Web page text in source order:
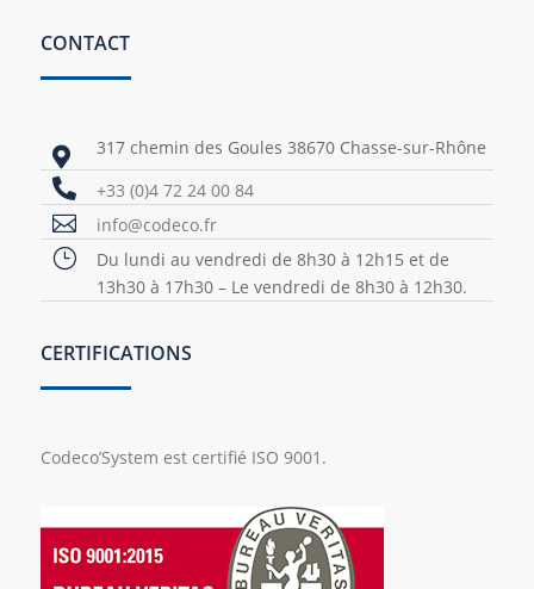
CONTACT
 317 chemin des Goules 38670 Chasse-sur-Rhône
 +33 (0)4 72 24 00 84
 info@codeco.fr
}
Du lundi au vendredi de 8h30 à 12h15 et de
13h30 à 17h30 – Le vendredi de 8h30 à 12h30.
CERTIFICATIONS
Codeco’System est certifié ISO 9001.